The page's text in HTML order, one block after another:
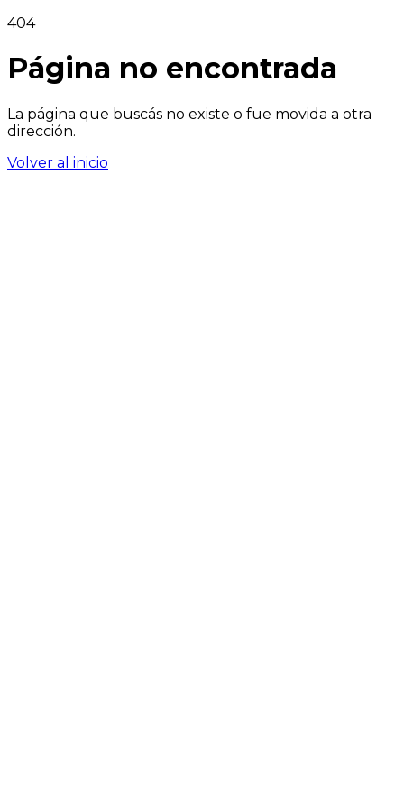
404
Página no encontrada
La página que buscás no existe o fue movida a otra
dirección.
Volver al inicio